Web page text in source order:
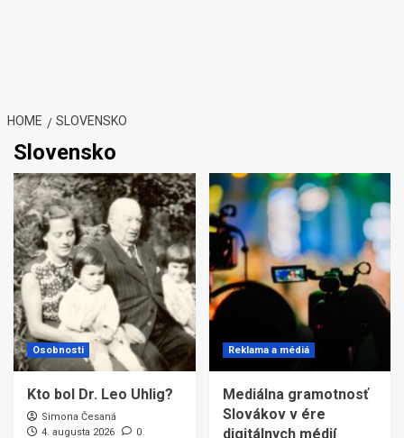
HOME SLOVENSKO
Slovensko
Osobnosti
Kto bol Dr. Leo Uhlig?
Simona Česaná
4. augusta 2026
0
Reklama a médiá
Mediálna gramotnosť
Slovákov v ére
digitálnych médií